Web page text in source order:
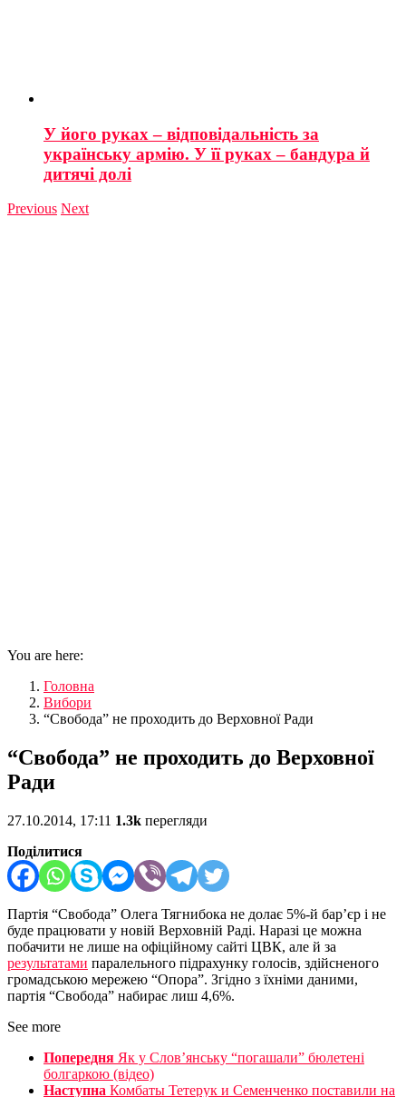
У його руках – відповідальність за
українську армію. У її руках – бандура й
дитячі долі
Previous Next
You are here:
Головна
Вибори
“Свобода” не проходить до Верховної Ради
“Свобода” не проходить до Верховної
Ради
27.10.2014, 17:11 1.3k перегляди
Поділитися
Партія “Свобода” Олега Тягнибока не долає 5%-й бар’єр і не
буде працювати у новій Верховній Раді. Наразі це можна
побачити не лише на офіційному сайті ЦВК, але й за
результатами паралельного підрахунку голосів, здійсненого
громадською мережею “Опора”. Згідно з їхніми даними,
партія “Свобода” набирає лиш 4,6%.
See more
Попередня Як у Слов’янську “погашали” бюлетені
болгаркою (відео)
Наступна Комбаты Тетерук и Семенченко поставили на